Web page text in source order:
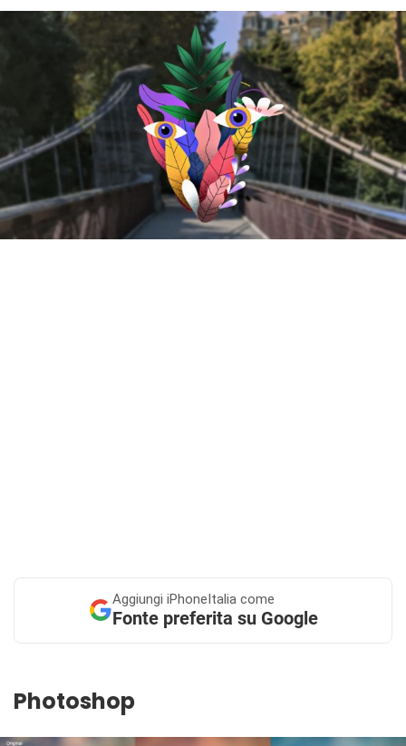
Aggiungi iPhoneItalia come
Fonte preferita su Google
Photoshop